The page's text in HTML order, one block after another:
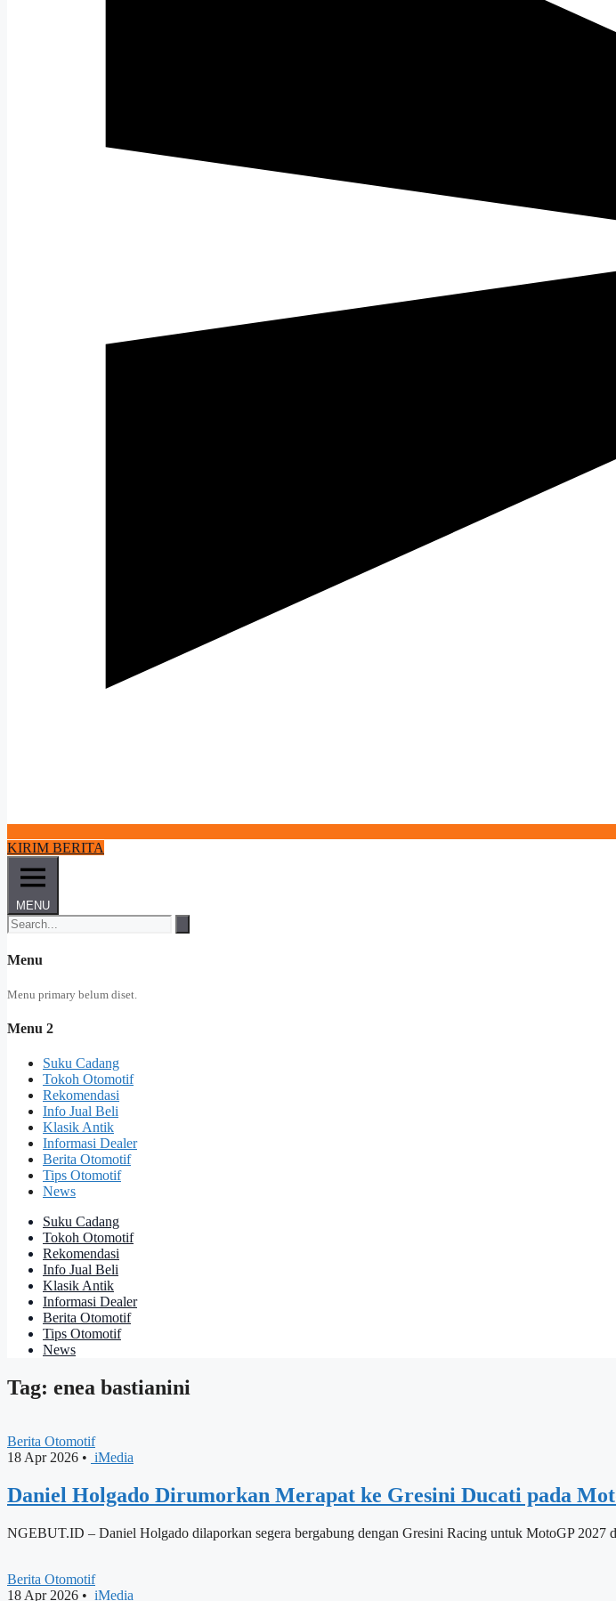
KIRIM BERITA
MENU
Menu
Menu primary belum diset.
Menu 2
Suku Cadang
Tokoh Otomotif
Rekomendasi
Info Jual Beli
Klasik Antik
Informasi Dealer
Berita Otomotif
Tips Otomotif
News
Suku Cadang
Tokoh Otomotif
Rekomendasi
Info Jual Beli
Klasik Antik
Informasi Dealer
Berita Otomotif
Tips Otomotif
News
Tag: enea bastianini
Berita Otomotif
18 Apr 2026 • iMedia
Daniel Holgado Dirumorkan Merapat ke Gresini Ducati pada
NGEBUT.ID – Daniel Holgado dilaporkan segera bergabung dengan Gresini Racing untuk MotoGP 2027
Berita Otomotif
18 Apr 2026 • iMedia